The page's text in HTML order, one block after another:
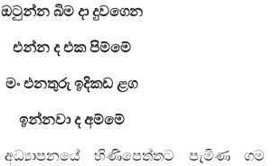
ඔටුන්න බිම දා දුවගෙන
එන්න ද එක පිම්මේ
මං එනතුරු ඉදිකඩ ළග
ඉන්නවා ද අම්මේ
හිණිපෙත්තට පැමිණ ගම